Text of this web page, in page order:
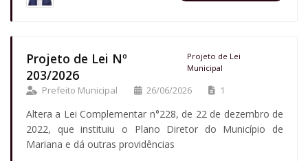
Projeto de Lei Nº
203/2026
Projeto de Lei
Municipal
Prefeito Municipal 26/06/2026 1
Altera a Lei Complementar n°228, de 22 de dezembro de
2022, que instituiu o Plano Diretor do Município de
Mariana e dá outras providências